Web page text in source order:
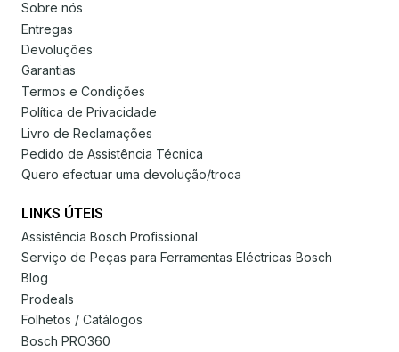
Sobre nós
Entregas
Devoluções
Garantias
Termos e Condições
Política de Privacidade
Livro de Reclamações
Pedido de Assistência Técnica
Quero efectuar uma devolução/troca
LINKS ÚTEIS
Assistência Bosch Profissional
Serviço de Peças para Ferramentas Eléctricas Bosch
Blog
Prodeals
Folhetos / Catálogos
Bosch PRO360